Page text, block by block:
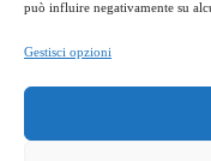
può influire negativamente su
Gestisci opzioni